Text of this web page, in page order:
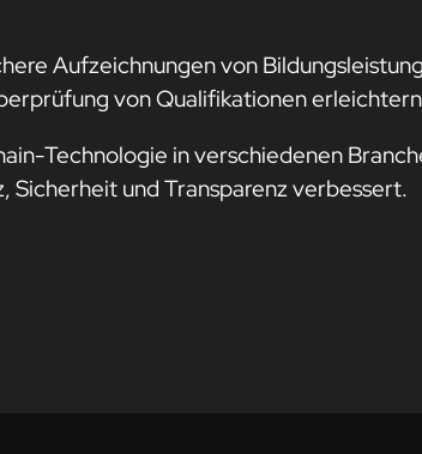
Aufzeichnungen von
von Qualifikationen
Technologie in verschiedenen
Sicherheit und Transparenz verbessert.